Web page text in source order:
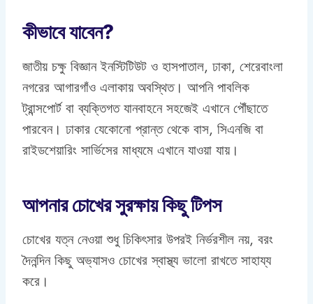
কীভাবে যাবেন?
জাতীয় চক্ষু বিজ্ঞান ইনস্টিটিউট ও হাসপাতাল, ঢাকা, শেরেবাংলা
নগরের আগারগাঁও এলাকায় অবস্থিত। আপনি পাবলিক
ট্রান্সপোর্ট বা ব্যক্তিগত যানবাহনে সহজেই এখানে পৌঁছাতে
পারবেন। ঢাকার যেকোনো প্রান্ত থেকে বাস, সিএনজি বা
রাইডশেয়ারিং সার্ভিসের মাধ্যমে এখানে যাওয়া যায়।
আপনার চোখের সুরক্ষায় কিছু টিপস
চোখের যত্ন নেওয়া শুধু চিকিৎসার উপরই নির্ভরশীল নয়, বরং
দৈনন্দিন কিছু অভ্যাসও চোখের স্বাস্থ্য ভালো রাখতে সাহায্য
করে।